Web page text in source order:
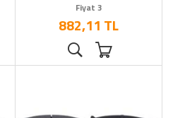
Fiyat 3
882,11 TL